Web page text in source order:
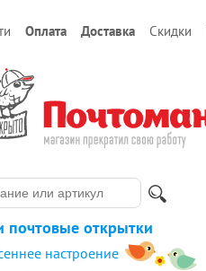
Оплата Доставка Скидки
почтовые открытки
настроение